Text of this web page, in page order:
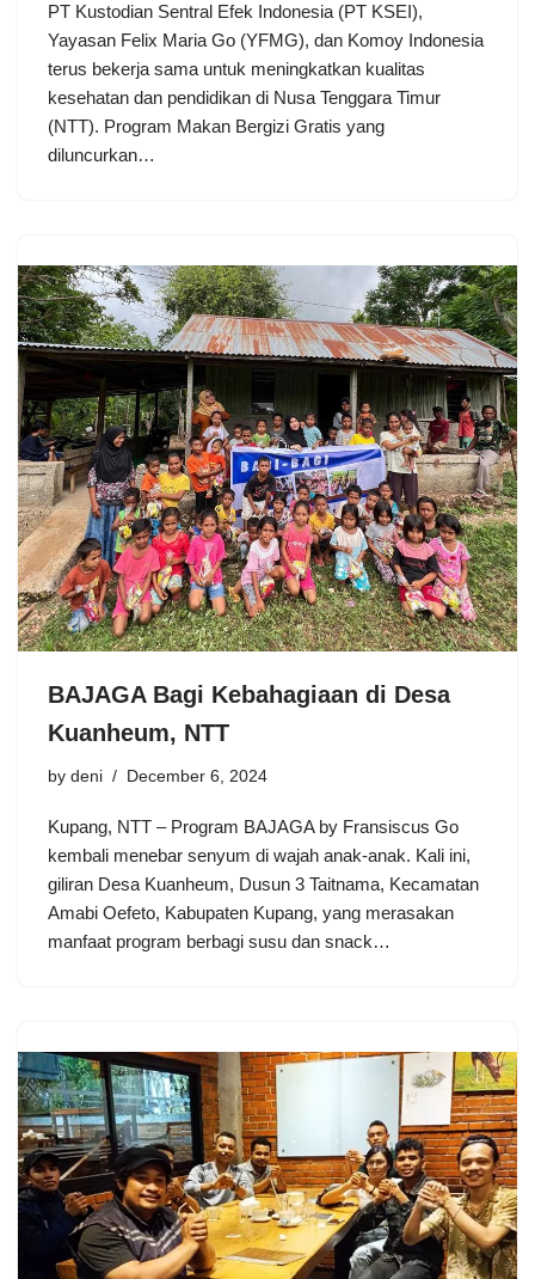
PT Kustodian Sentral Efek Indonesia (PT KSEI),
Yayasan Felix Maria Go (YFMG), dan Komoy Indonesia
terus bekerja sama untuk meningkatkan kualitas
kesehatan dan pendidikan di Nusa Tenggara Timur
(NTT). Program Makan Bergizi Gratis yang
diluncurkan…
BAJAGA Bagi Kebahagiaan di Desa
Kuanheum, NTT
by deni December 6, 2024
Kupang, NTT – Program BAJAGA by Fransiscus Go
kembali menebar senyum di wajah anak-anak. Kali ini,
giliran Desa Kuanheum, Dusun 3 Taitnama, Kecamatan
Amabi Oefeto, Kabupaten Kupang, yang merasakan
manfaat program berbagi susu dan snack…